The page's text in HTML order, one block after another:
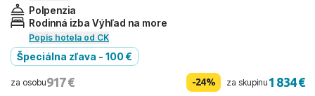
Polpenzia
Rodinná izba Výhľad na more
Popis hotela od CK
Špeciálna zľava - 100 €
za osobu917 € -24% za skupinu1 834 €